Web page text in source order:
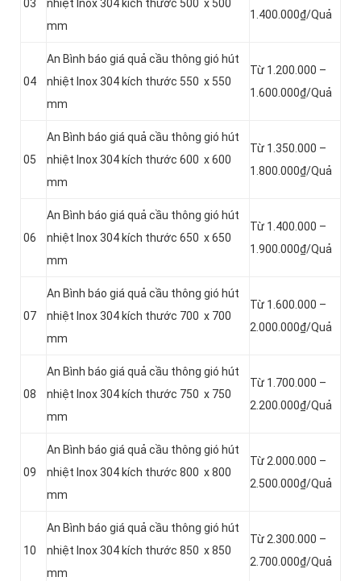
03
nhiệt Inox 304 kích thước 500 x 500
mm
1.400.000₫/Quả
04
An Bình báo giá quả cầu thông gió hút
nhiệt Inox 304 kích thước 550 x 550
mm
Từ 1.200.000 –
1.600.000₫/Quả
05
An Bình báo giá quả cầu thông gió hút
nhiệt Inox 304 kích thước 600 x 600
mm
Từ 1.350.000 –
1.800.000₫/Quả
06
An Bình báo giá quả cầu thông gió hút
nhiệt Inox 304 kích thước 650 x 650
mm
Từ 1.400.000 –
1.900.000₫/Quả
07
An Bình báo giá quả cầu thông gió hút
nhiệt Inox 304 kích thước 700 x 700
mm
Từ 1.600.000 –
2.000.000₫/Quả
08
An Bình báo giá quả cầu thông gió hút
nhiệt Inox 304 kích thước 750 x 750
mm
Từ 1.700.000 –
2.200.000₫/Quả
09
An Bình báo giá quả cầu thông gió hút
nhiệt Inox 304 kích thước 800 x 800
mm
Từ 2.000.000 –
2.500.000₫/Quả
10
An Bình báo giá quả cầu thông gió hút
nhiệt Inox 304 kích thước 850 x 850
mm
Từ 2.300.000 –
2.700.000₫/Quả